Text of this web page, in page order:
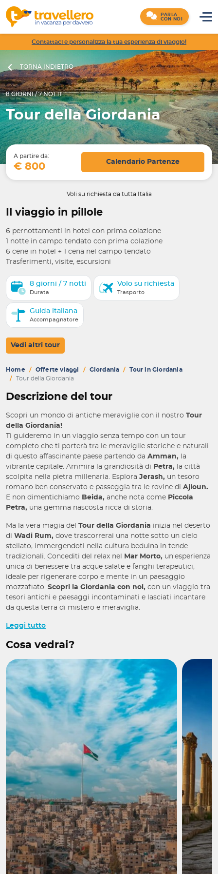
PARLA
CON NOI
Contattaci e personalizza la tua esperienza di viaggio!
TORNA INDIETRO
8 GIORNI / 7 NOTTI
Tour della Giordania
A partire da:
€ 800 Calendario Partenze
Voli su richiesta da tutta Italia
Il viaggio in pillole
6 pernottamenti in hotel con prima colazione
1 notte in campo tendato con prima colazione
6 cene in hotel + 1 cena nel campo tendato
Trasferimenti, visite, escursioni
8 giorni / 7 notti
Durata
Volo su richiesta
Trasporto
Guida italiana
Accompagnatore
Vedi altri tour
Home Offerte viaggi Giordania
Tour in Giordania
Tour della Giordania
Descrizione del tour
Scopri un mondo di antiche meraviglie con il nostro Tour
della Giordania!
Ti guideremo in un viaggio senza tempo con un tour
completo che ti porterà tra le meraviglie storiche e naturali
di questo affascinante paese partendo da Amman, la
vibrante capitale. Ammira la grandiosità di Petra, la città
scolpita nella pietra millenaria. Esplora Jerash, un tesoro
romano ben conservato e passeggia tra le rovine di Ajloun.
E non dimentichiamo Beida, anche nota come Piccola
Petra, una gemma nascosta ricca di storia.
Ma la vera magia del Tour della Giordania inizia nel deserto
di Wadi Rum, dove trascorrerai una notte sotto un cielo
stellato, immergendoti nella cultura beduina in tende
tradizionali. Concediti del relax nel
Mar Morto, un'esperienza
unica di benessere tra acque salate e fanghi terapeutici,
ideale per rigenerare corpo e mente in un paesaggio
mozzafiato. Scopri la Giordania con noi, con un viaggio tra
tesori antichi e paesaggi incontaminati e lasciati incantare
da questa terra di mistero e meraviglia.
Cosa include?
6 pernottamenti in hotel + 1 notte nel campo tendato con
6 cene in hotel + 1 cena nel campo tendato
Visto d'ingresso**
Ingressi e visite come da programma
Trasporti e trasferimenti in bus deluxe o in veicoli in base
al numero dei partecipanti
Guida in italiano durante il tour, esclusa la giornata libera
ad Amman e i giorni di arrivo e partenza
Jeep safari di 2 ore nel Wadi Rum in 4x4
Facchinaggio negli hotel e in aeroporto
**Visto consolare: il visto ha un costo di circa 60$ ed è
gratuito solo se si invia copia del passaporto almeno 11
giorni prima della partenza.**
Cosa non include?
Voli internazionali A/R
Assicurazione medico bagaglio o annullamento
Escursioni facoltative
Pasti non menzionati e bevande
Mance per la guida e autista e personale in genere**
Tutti gli extra di carattere personale e tutto quanto non
Leggi tutto
Cosa vedrai?